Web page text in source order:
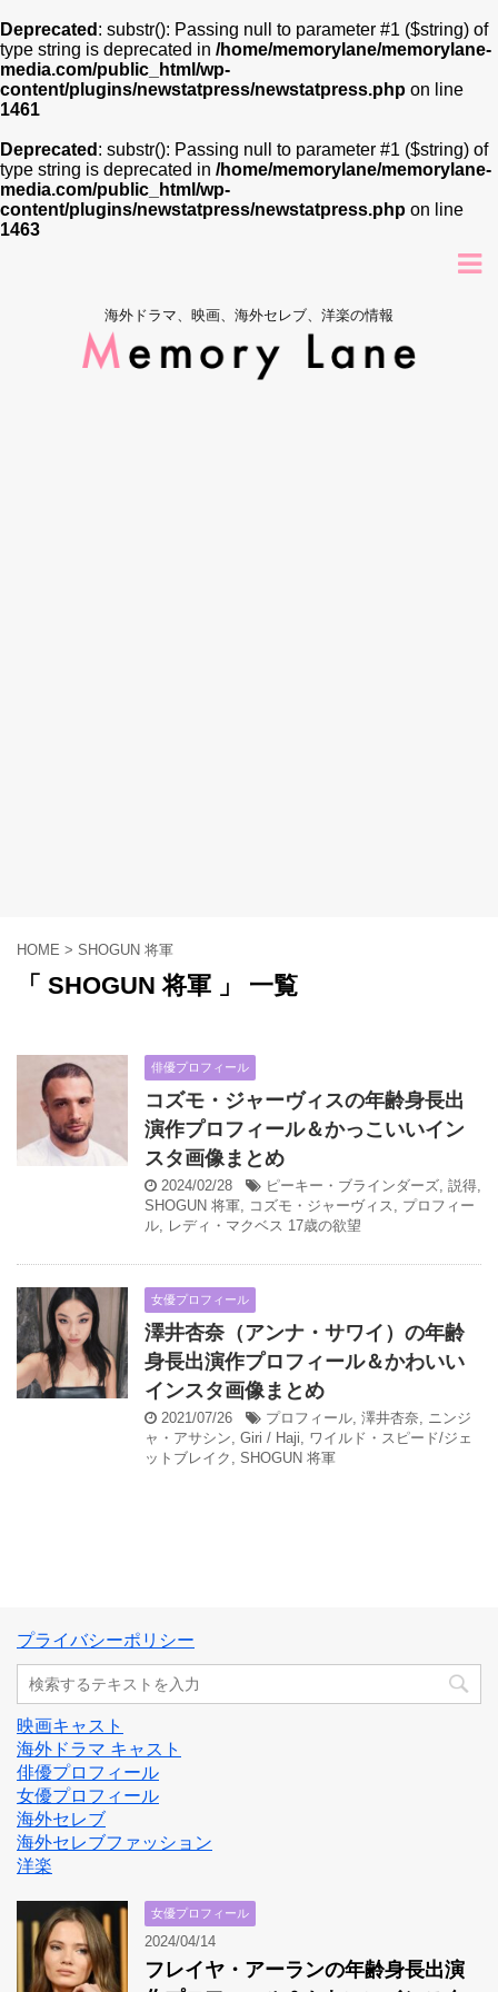
Deprecated : substr(): Passing null to parameter #1 ($string) of
type string is deprecated in /home/memorylane/memorylane-
media.com/public_html/wp-
content/plugins/newstatpress/newstatpress.php on line
1461
Deprecated : substr(): Passing null to parameter #1 ($string) of
type string is deprecated in /home/memorylane/memorylane-
media.com/public_html/wp-
content/plugins/newstatpress/newstatpress.php on line
1463
海外ドラマ、映画、海外セレブ、洋楽の情報
HOME > SHOGUN 将軍
「 SHOGUN 将軍 」 一覧
俳優プロフィール
コズモ・ジャーヴィスの年齢身長出
演作プロフィール＆かっこいいイン
スタ画像まとめ
2024/02/28 ピーキー・ブラインダーズ 説得
SHOGUN 将軍
コズモ・ジャーヴィス
プロフィー
ル
レディ・マクベス 17歳の欲望
女優プロフィール
澤井杏奈（アンナ・サワイ）の年齢
身長出演作プロフィール＆かわいい
インスタ画像まとめ
2021/07/26 プロフィール 澤井杏奈
ニンジ
ャ・アサシン Giri / Haji
ワイルド・スピード/ジェ
ットブレイク
SHOGUN 将軍
プライバシーポリシー
映画キャスト
海外ドラマ キャスト
俳優プロフィール
女優プロフィール
海外セレブ
海外セレブファッション
洋楽
女優プロフィール
2024/04/14
フレイヤ・アーランの年齢身長出演